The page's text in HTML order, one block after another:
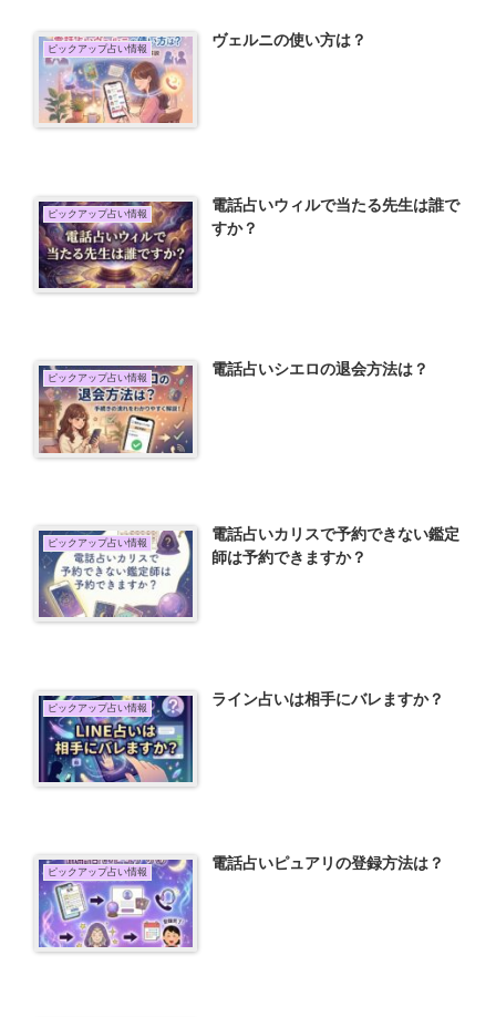
ピックアップ占い情報 ヴェルニの使い方は？
ピックアップ占い情報
電話占いウィルで当たる先生は誰で
すか？
ピックアップ占い情報 電話占いシエロの退会方法は？
ピックアップ占い情報
電話占いカリスで予約できない鑑定
師は予約できますか？
ピックアップ占い情報 ライン占いは相手にバレますか？
ピックアップ占い情報 電話占いピュアリの登録方法は？